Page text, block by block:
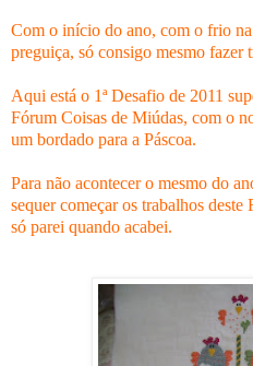
Com o início do ano, com o frio
preguiça, só consigo mesmo fazer
Aqui está o 1ª Desafio de 2011
Fórum Coisas de Miúdas, com o
um bordado para a Páscoa.
Para não acontecer o mesmo do
sequer começar os trabalhos
só parei quando acabei.